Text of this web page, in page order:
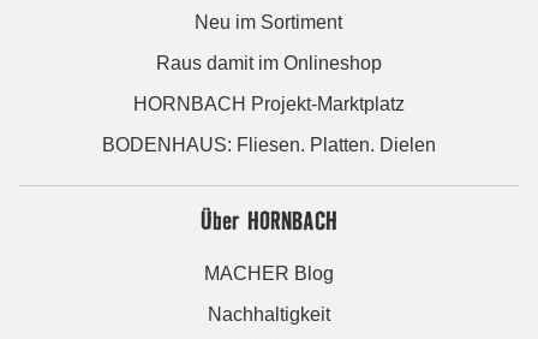
Neu im Sortiment
Raus damit im Onlineshop
HORNBACH Projekt-Marktplatz
BODENHAUS: Fliesen. Platten. Dielen
Über HORNBACH
MACHER Blog
Nachhaltigkeit